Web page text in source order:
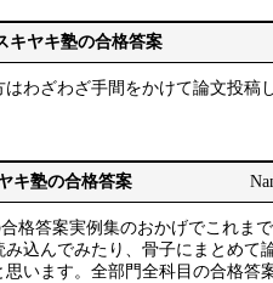
キヤキ塾の合格答案
はわざわざ手間をかけて論文投稿
キ塾の合格答案
格答案実例集のおかげでこれま
み込んでみたり、骨子にまとめて
思います。全部門全科目の合格